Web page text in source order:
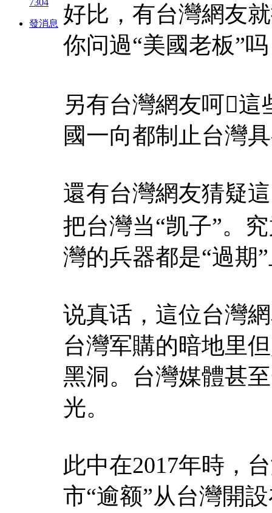
發消息
好比，有台灣網友
你问過“美國老板”
另有台灣網友呵這
國一向都制止台灣
還有台灣網友猜疑
把台灣当“凯子”。
灣的兵器都是“過
说真话，這位台灣
台灣军購的暗地里
黑洞。台灣媒體甚
光。
此中在2017年時，
市“逾额”从台灣開